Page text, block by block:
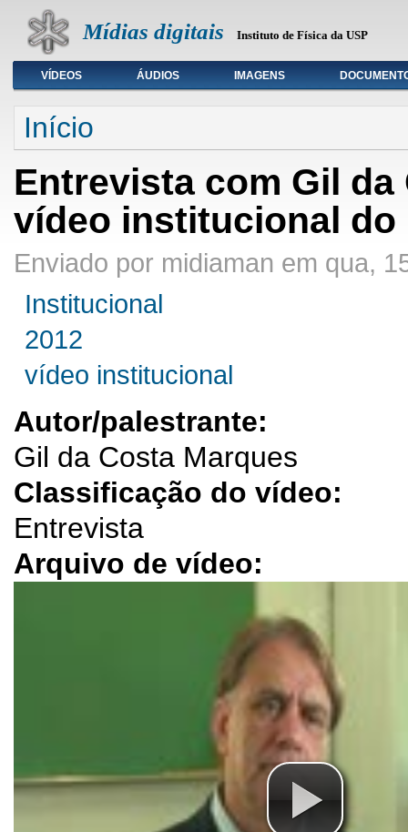
Mídias digitais Instituto de Física da USP
Seleção de tipo de mídia
VÍDEOS ÁUDIOS IMAGENS
Início
Entrevista com Gil
vídeo institucional do
Enviado por midiaman em qua,
Institucional
2012
vídeo institucional
Autor/palestrante:
Gil da Costa Marques
Classificação do vídeo:
Entrevista
Arquivo de vídeo: